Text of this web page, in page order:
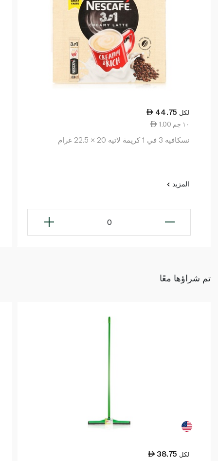
44.75 لكل
1.00 ١٠ جم
نسكافيه 3 في 1 كريمة لاتيه 20 × 22.5 غرام
المزيد
0
تم شراؤها معًا
38.75 لكل